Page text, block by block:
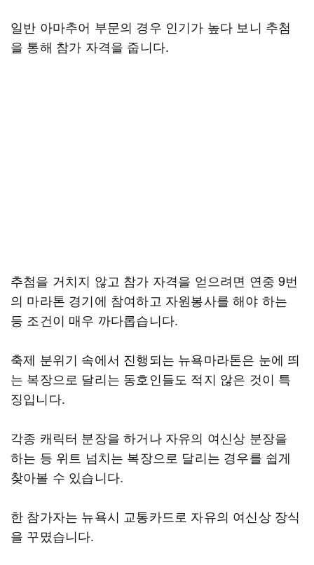
일반 아마추어 부문의 경우 인기가 높다 보니 추첨
을 통해 참가 자격을 줍니다.
추첨을 거치지 않고 참가 자격을 얻으려면 연중 9번
의 마라톤 경기에 참여하고 자원봉사를 해야 하는
등 조건이 매우 까다롭습니다.
축제 분위기 속에서 진행되는 뉴욕마라톤은 눈에 띄
는 복장으로 달리는 동호인들도 적지 않은 것이 특
징입니다.
각종 캐릭터 분장을 하거나 자유의 여신상 분장을
하는 등 위트 넘치는 복장으로 달리는 경우를 쉽게
찾아볼 수 있습니다.
한 참가자는 뉴욕시 교통카드로 자유의 여신상 장식
을 꾸몄습니다.